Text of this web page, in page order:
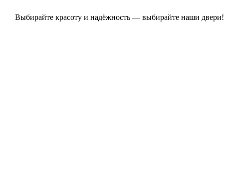
Выбирайте красоту и надёжность — выбирайте наши двери!